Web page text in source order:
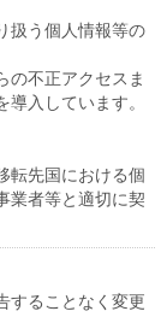
扱う個人情報等の
の不正アクセスま
入しています。
転先国における個
業者等と適切に契
することなく変更